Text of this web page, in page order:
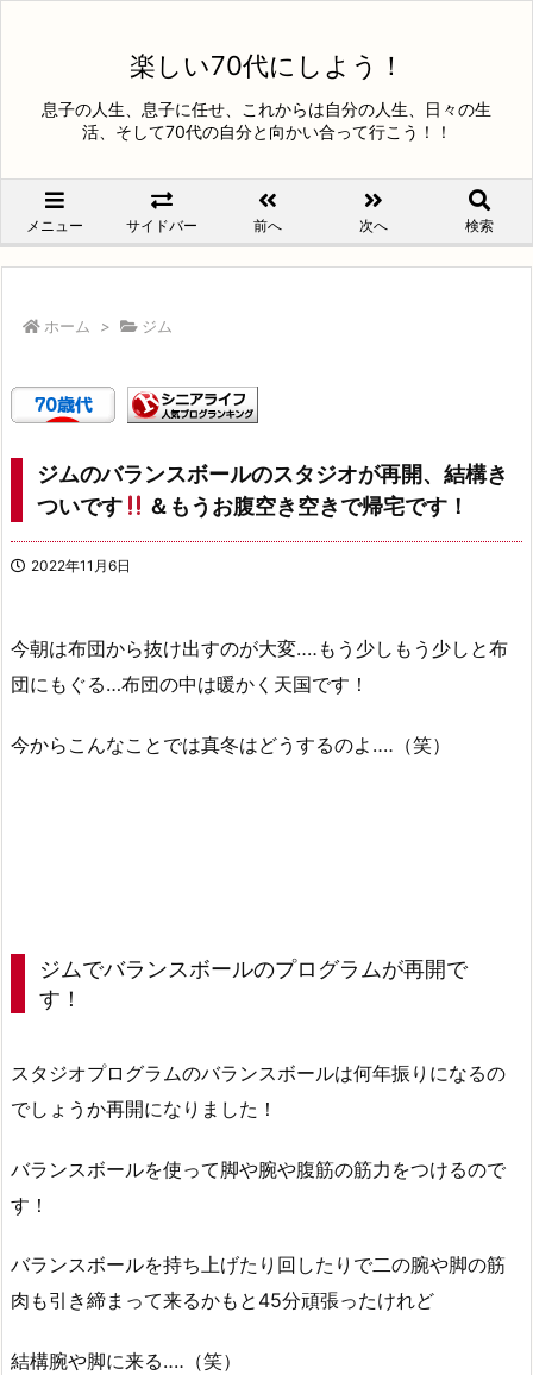
楽しい70代にしよう！
息子の人生、息子に任せ、これからは自分の人生、日々の生
活、そして70代の自分と向かい合って行こう！！
メニュー サイドバー 前へ 次へ 検索
ホーム > ジム
ジムのバランスボールのスタジオが再開、結構き
ついです
＆もうお腹空き空きで帰宅です！
2022年11月6日
今朝は布団から抜け出すのが大変‥‥もう少しもう少しと布
団にもぐる…布団の中は暖かく天国です！
今からこんなことでは真冬はどうするのよ‥‥（笑）
ジムでバランスボールのプログラムが再開で
す！
スタジオプログラムのバランスボールは何年振りになるの
でしょうか再開になりました！
バランスボールを使って脚や腕や腹筋の筋力をつけるので
す！
バランスボールを持ち上げたり回したりで二の腕や脚の筋
肉も引き締まって来るかもと45分頑張ったけれど
結構腕や脚に来る‥‥（笑）